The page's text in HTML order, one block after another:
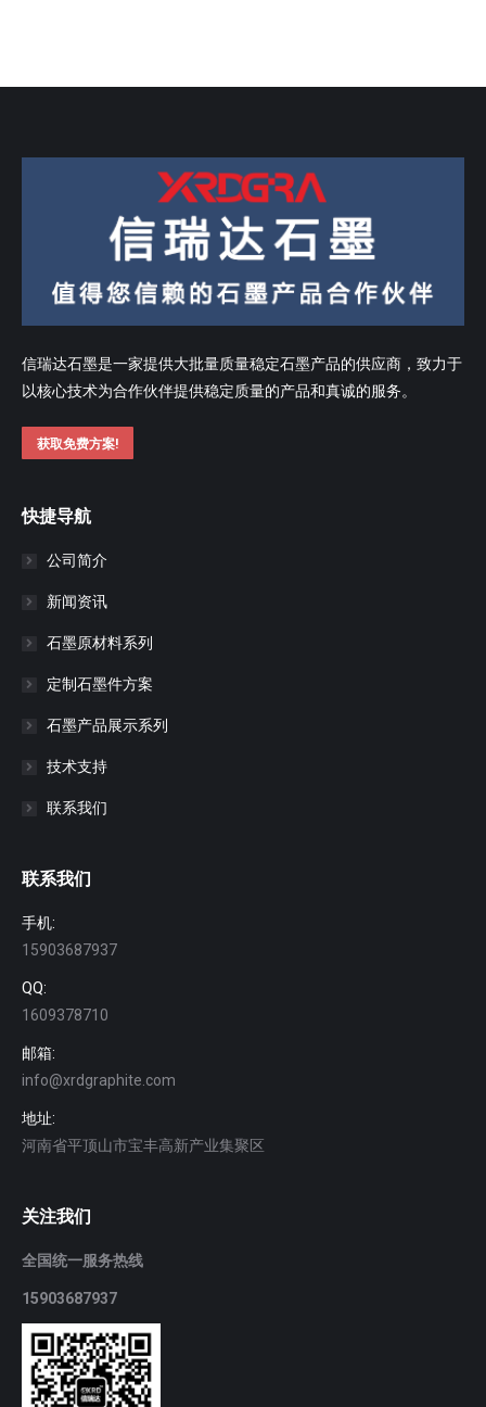
信瑞达石墨是一家提供大批量质量稳定石墨产品的供应商，致力于
以核心技术为合作伙伴提供稳定质量的产品和真诚的服务。
获取免费方案!
快捷导航
公司简介
新闻资讯
石墨原材料系列
定制石墨件方案
石墨产品展示系列
技术支持
联系我们
联系我们
手机:
15903687937
QQ:
1609378710
邮箱:
info@xrdgraphite.com
地址:
河南省平顶山市宝丰高新产业集聚区
关注我们
全国统一服务热线
15903687937